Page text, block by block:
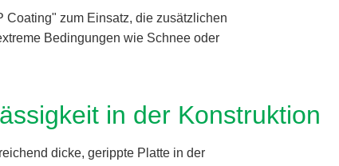
zum Einsatz, die zusätzlichen
Bedingungen wie Schnee oder
in der Konstruktion
dicke, gerippte Platte in der